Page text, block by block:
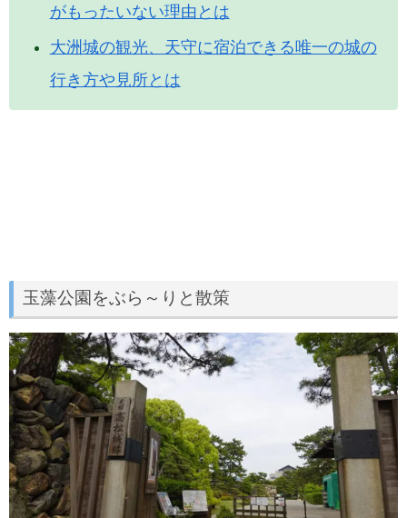
がもったいない理由とは
大洲城の観光、天守に宿泊できる唯一の城の
行き方や見所とは
玉藻公園をぶら～りと散策